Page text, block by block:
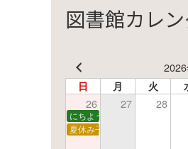
図書館カレ
日 月 火
26 27 28
にちようえほん
夏休み子ども映画会